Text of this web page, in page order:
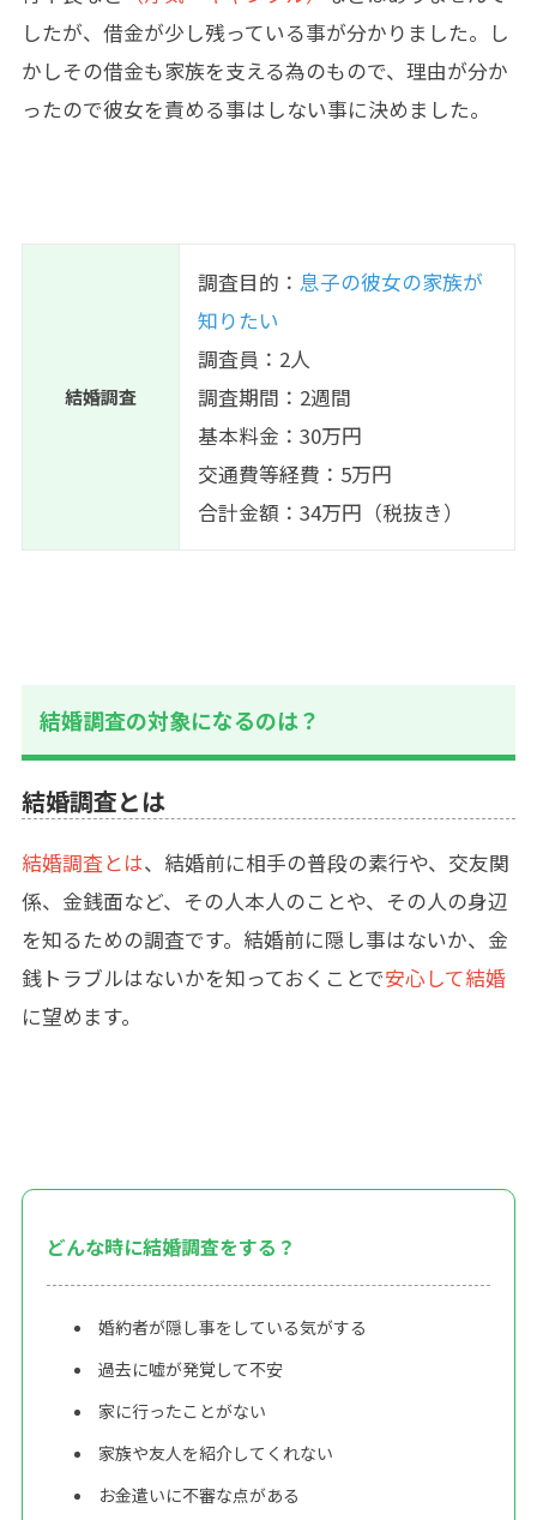
したが、借金が少し残っている事が分かりました。し
かしその借金も家族を支える為のもので、理由が分か
ったので彼女を責める事はしない事に決めました。
結婚調査
調査目的： 息子の彼女の家族が
知りたい
調査員：2人
調査期間：2週間
基本料金：30万円
交通費等経費：5万円
合計金額：34万円（税抜き）
結婚調査の対象になるのは？
結婚調査とは
結婚調査とは、結婚前に相手の普段の素行や、交友関
係、金銭面など、その人本人のことや、その人の身辺
を知るための調査です。結婚前に隠し事はないか、金
銭トラブルはないかを知っておくことで安心して結婚
に望めます。
どんな時に結婚調査をする？
婚約者が隠し事をしている気がする
過去に嘘が発覚して不安
家に行ったことがない
家族や友人を紹介してくれない
お金遣いに不審な点がある